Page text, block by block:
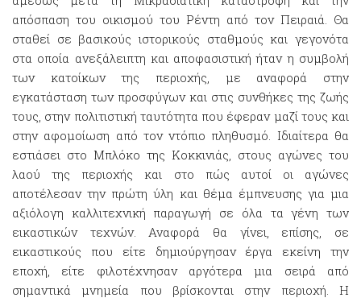
απόσπαση του οικισμού του Ρέντη από τον Πειραιά. Θα
σταθεί σε βασικούς ιστορικούς σταθμούς και γεγονότα
στα οποία ανεξάλειπτη και αποφασιστική ήταν η συμβολή
των κατοίκων της περιοχής, με αναφορά στην
εγκατάσταση των προσφύγων και στις συνθήκες της ζωής
τους, στην πολιτιστική ταυτότητα που έφεραν μαζί τους και
στην αφομοίωση από τον ντόπιο πληθυσμό. Ιδιαίτερα θα
εστιάσει στο Μπλόκο της Κοκκινιάς, στους αγώνες του
λαού της περιοχής και στο πώς αυτοί οι αγώνες
αποτέλεσαν την πρώτη ύλη και θέμα έμπνευσης για μια
αξιόλογη καλλιτεχνική παραγωγή σε όλα τα γένη των
εικαστικών τεχνών. Αναφορά θα γίνει, επίσης, σε
εικαστικούς που είτε δημιούργησαν έργα εκείνη την
εποχή, είτε φιλοτέχνησαν αργότερα μια σειρά από
σημαντικά μνημεία που βρίσκονται στην περιοχή. Η